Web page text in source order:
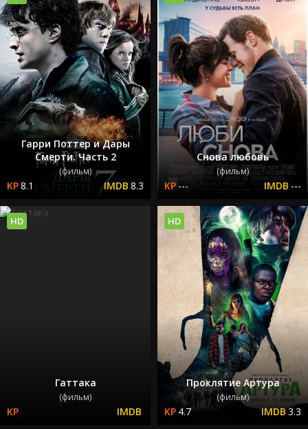
Гарри Поттер и Дары
Смерти. Часть 2
(фильм)
8.1 8.3
Снова любовь
(фильм)
--- ---
Гаттака
(фильм)
HD
Проклятие Артура
(фильм)
4.7 3.3
HD